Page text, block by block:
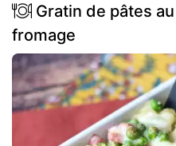
Gratin de pâtes
fromage